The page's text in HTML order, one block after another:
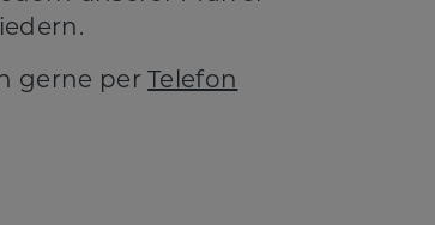
gerne per Telefon